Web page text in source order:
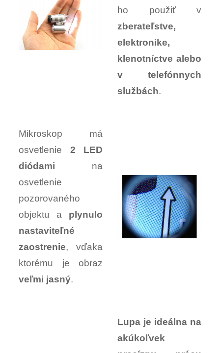
ho použiť v
zberateľstve,
elektronike,
klenotníctve alebo
v telefónnych
službách.
Mikroskop má
osvetlenie 2 LED
diódami na
osvetlenie
pozorovaného
objektu a plynulo
nastaviteľné
zaostrenie, vďaka
ktorému je obraz
veľmi jasný.
Lupa je ideálna na
akúkoľvek